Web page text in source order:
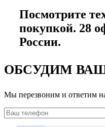
Посмотрите
покупкой. 28
России.
ОБСУДИМ
Мы перезвоним и ответим